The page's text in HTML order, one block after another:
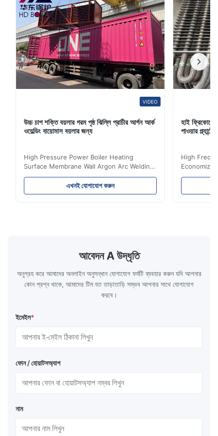
VIDEO
উচ্চ চাপ শক্তি বয়লার গরম পৃষ্ঠ ঝিল্লি প্রাচীর আর্গন আর্ক
ওয়েল্ডিং বায়োমাস বয়লার জন্য
High Pressure Power Boiler Heating
Surface Membrane Wall Argon Arc Welding
For Biomass Boiler Product Introduction
Water wall panels with pins usually laid
vertically on the inner wall of the furnace
the basic component of boiler water
circulation loop.Because of both cooling
এখনই যোগাযোগ করুন
হাই
পাওয়ার
High
Product
industrial
আবেদন A উদ্ধৃতি
অনুগ্রহ করে আমাদের অনলাইন অনুসন্ধান যোগাযোগ ফর্মটি ব্যবহার করুন যদি আপনার
কোন প্রশ্ন থাকে, আমাদের টিম যত তাড়াতাড়ি সম্ভব আপনার সাথে যোগাযোগ
করবে।
ইমেইল*
ফোন / হোয়াটসঅ্যাপ
নাম